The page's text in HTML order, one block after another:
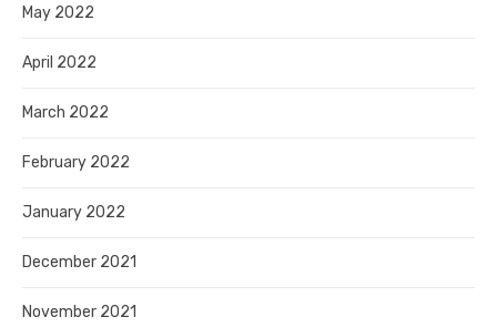
May 2022
April 2022
March 2022
February 2022
January 2022
December 2021
November 2021